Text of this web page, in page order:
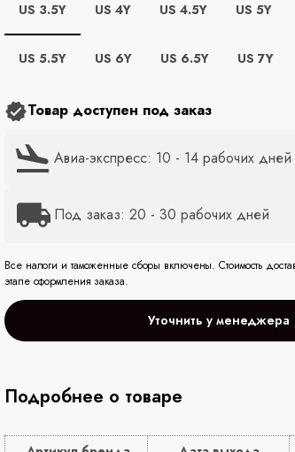
US 3.5Y US 4Y US 4.5Y US 5Y
US 5.5Y US 6Y US 6.5Y US 7Y
Товар доступен под заказ
Авиа-экспресс: 10 - 14 рабочих дней
Под заказ: 20 - 30 рабочих дней
Все налоги и таможенные сборы включены. Стоимость
этапе оформления заказа.
Уточнить у менеджера
Подробнее о товаре